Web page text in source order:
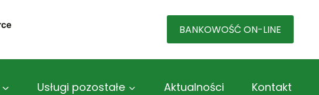
BANKOWOŚĆ ON-LINE
Usługi pozostałe Aktualności Kontakt